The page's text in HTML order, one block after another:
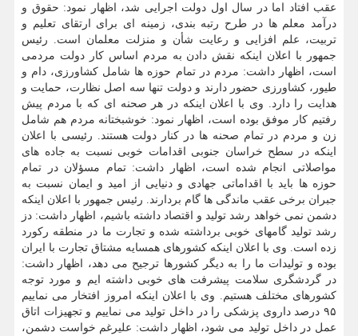
عقب افتاد اما در سال اول دولت اجرایی شد، اظهار نمود: حقوق و
درآمد معلم ها در طرح رتبه بندی، زمینه ای برای ارتقای تعلیم و
تربیت، علم افزایی و رعایت شأن و منزلت معلمان است. رئیس
جمهور با اعلان اینکه نقش دادن به مردم اساس کار دولت مردمی
است، اظهار داشت: مردم در تمام حوزه ها شامل کشاورزی، دام و
طیور، کشاورزی حضور دارند و دولت تنها سه اصل نظارت، حمایت و
هدایت را دارد. وی با اعلان اینکه در هر صحنه ای که با مردم پیش
رفتیم کار موفق بوده است، اظهار نمود: خوشبختانه مردم هم شامل
زن و مردم در تمام صحنه ها در کنار دولت هستند. رئیسی با اعلان
اینکه در سطح خراسان جنوبی اقدامات خوبی نسبت به جاده های
مواصلاتی انجام شده است، اظهار داشت: تمام مسؤلان در تمام
حوزه ها باید با اقداماتی جهادی و دنیایی از امید و ایمان نسبت به
جبران برخی عقب ماندگی ها گام بردارند. رئیس جمهور با اعلان اینکه
دشمن نمی خواهد رشد تولید و اقتصاد داشته باشیم، اظهار داشت: دز
رشد تولید گامهای خوبی برداشته شده و تجارت ما در منطقه رکورد
زده است. وی با اعلان اینکه کشورهای همسایه مشتاق تجارت با ایران
بوده و تولیدات ما را به دیگر کشورها ترجیح می دهد، اظهار داشت:
در گردشگری سلامت پیشرفت های خوبی داشته ایم و مورد توجه
کشورهای مختلف هستیم. وی با اعلان اینکه امروز افتخار می نماییم
۹۵ درصد داروی پزشکی را در داخل تولید می نماییم و تجهیزات اتاق
عمل در داخل تولید می شود، اظهار داشت: علیرغم خواست دشمن،